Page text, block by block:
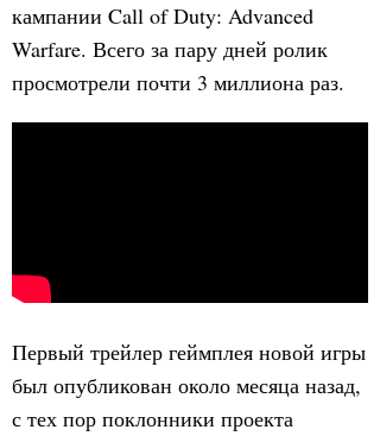
кампании Call of Duty: Advanced
Warfare. Всего за пару дней ролик
просмотрели почти 3 миллиона раз.
Первый трейлер геймплея новой игры
был опубликован около месяца назад,
с тех пор поклонники проекта